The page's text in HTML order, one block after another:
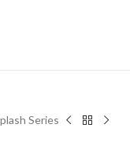
Series